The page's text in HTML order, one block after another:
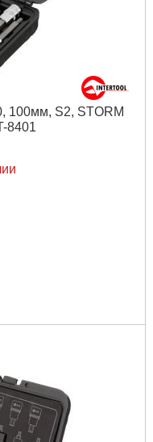
100мм, S2, STORM
8401